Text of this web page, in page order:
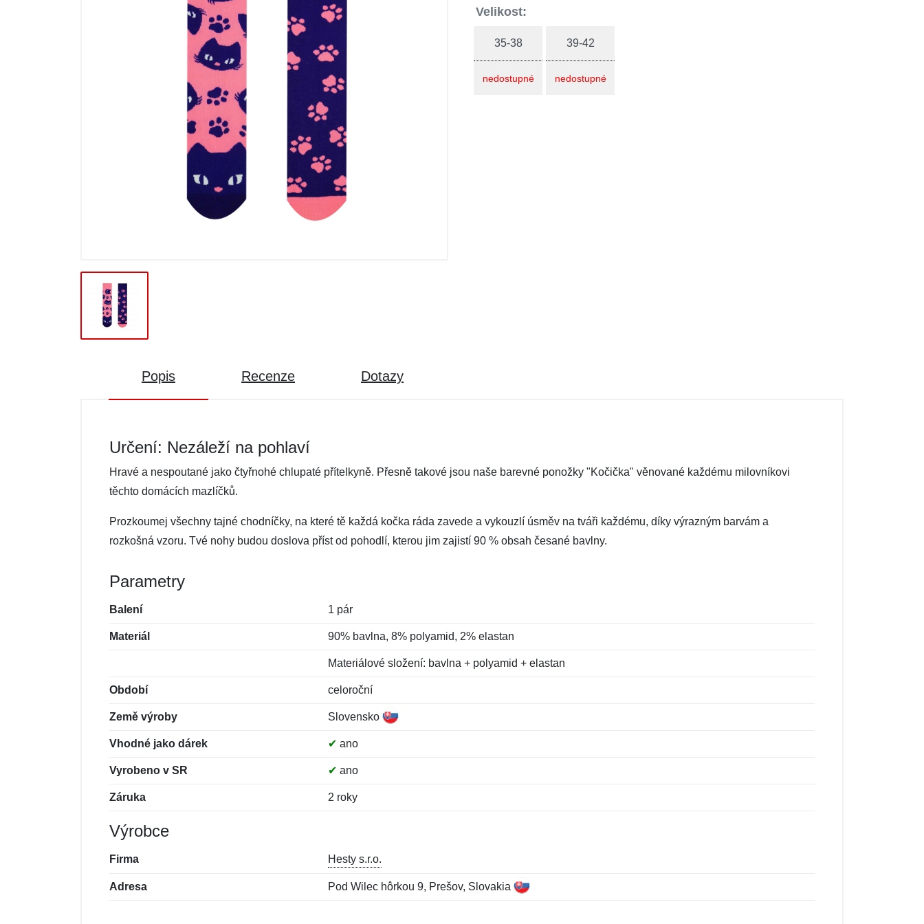
Velikost:
35-38
nedostupné
39-42
nedostupné
Popis Recenze Dotazy
Určení: Nezáleží na pohlaví
Hravé a nespoutané jako čtyřnohé chlupaté přítelkyně. Přesně takové jsou naše barevné ponožky "Kočička" věnované každému milovníkovi
těchto domácích mazlíčků.
Prozkoumej všechny tajné chodníčky, na které tě každá kočka ráda zavede a vykouzlí úsměv na tváři každému, díky výrazným barvám a
rozkošná vzoru. Tvé nohy budou doslova příst od pohodlí, kterou jim zajistí 90 % obsah česané bavlny.
Parametry
Balení 1 pár
Materiál 90% bavlna, 8% polyamid, 2% elastan
Materiálové složení: bavlna + polyamid + elastan
Období celoroční
Země výroby Slovensko
Vhodné jako dárek ✔ ano
Vyrobeno v SR ✔ ano
Záruka 2 roky
Výrobce
Firma Hesty s.r.o.
Adresa Pod Wilec hôrkou 9, Prešov, Slovakia